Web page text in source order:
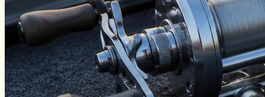
Воблеры
Поплавок
Виды ловли
Зимняя рыбалка
Нахлыст
Снаряжение